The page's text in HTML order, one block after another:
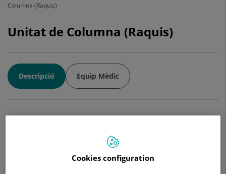
Columna (Raquis)
Unitat de Columna (Raquis)
Descripció Equip Mèdic
Es fan sessions clíniques regulars multidisciplinars.
Cookies configuration